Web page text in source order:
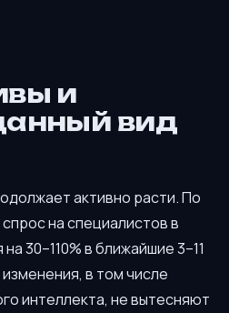
и
вид
активно расти. По
на специалистов в
30–110% в ближайшие 3–11
в том числе
интеллекта, не вытесняют